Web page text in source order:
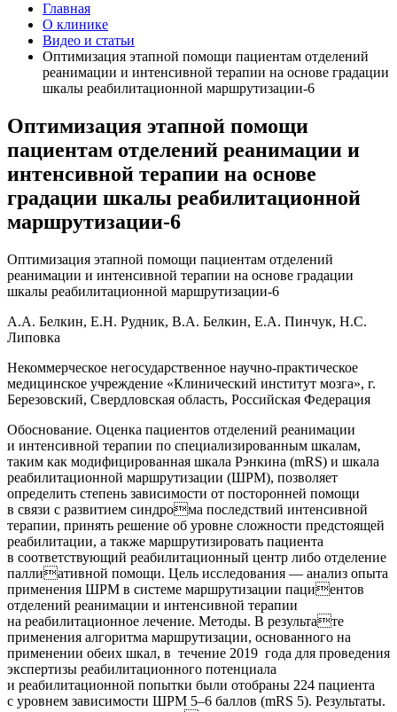
Главная
О клинике
Видео и статьи
Оптимизация этапной помощи пациентам отделений
реанимации и интенсивной терапии на основе градации
шкалы реабилитационной маршрутизации-6
Оптимизация этапной помощи
пациентам отделений реанимации и
интенсивной терапии на основе
градации шкалы реабилитационной
маршрутизации-6
Оптимизация этапной помощи пациентам отделений
реанимации и интенсивной терапии на основе градации
шкалы реабилитационной маршрутизации-6
А.А. Белкин, Е.Н. Рудник, В.А. Белкин, Е.А. Пинчук, Н.С.
Липовка
Некоммерческое негосударственное научно-практическое
медицинское учреждение «Клинический институт мозга», г.
Березовский, Свердловская область, Российская Федерация
Обоснование. Оценка пациентов отделений реанимации
и интенсивной терапии по специализированным шкалам,
таким как модифицированная шкала Рэнкина (mRS) и шкала
реабилитационной маршрутизации (ШРМ), позволяет
определить степень зависимости от посторонней помощи
в связи с развитием синдрома последствий интенсивной
терапии, принять решение об уровне сложности предстоящей
реабилитации, а также маршрутизировать пациента
в соответствующий реабилитационный центр либо отделение
паллиативной помощи. Цель исследования — анализ опыта
применения ШРМ в системе маршрутизации пациентов
отделений реанимации и интенсивной терапии
на реабилитационное лечение. Методы. В результате
применения алгоритма маршрутизации, основанного на
применении обеих шкал, в течение 2019 года для проведения
экспертизы реабилитационного потенциала
и реабилитационной попытки были отобраны 224 пациента
с уровнем зависимости ШРМ 5–6 баллов (mRS 5). Результаты.